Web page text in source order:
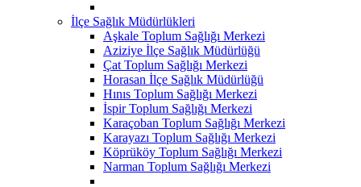
İlçe Sağlık Müdürlükleri
Aşkale Toplum Sağlığı Merkezi
Aziziye İlçe Sağlık Müdürlüğü
Çat Toplum Sağlığı Merkezi
Horasan İlçe Sağlık Müdürlüğü
Hınıs Toplum Sağlığı Merkezi
İspir Toplum Sağlığı Merkezi
Karaçoban Toplum Sağlığı Merkezi
Karayazı Toplum Sağlığı Merkezi
Köprüköy Toplum Sağlığı Merkezi
Narman Toplum Sağlığı Merkezi